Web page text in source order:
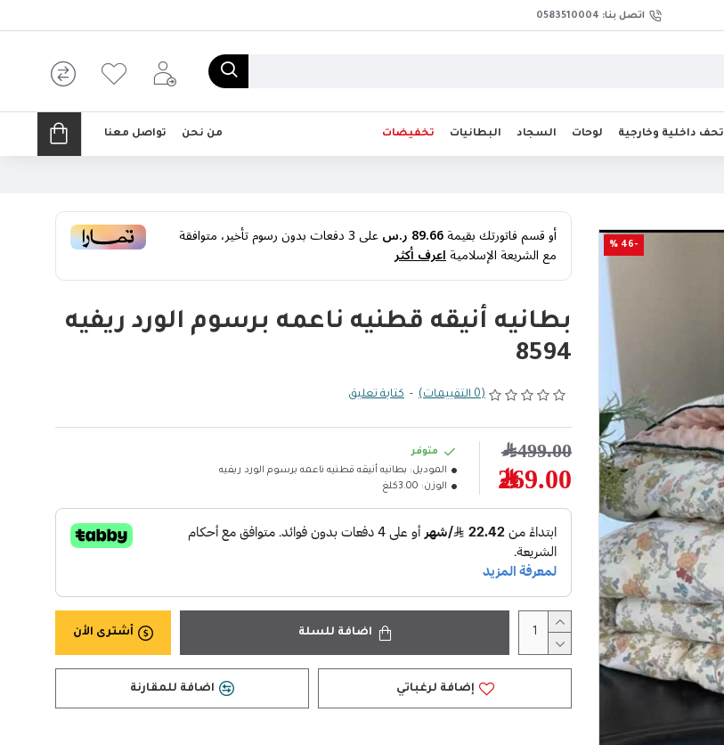
اتصل بنا: 0583510004
تحف داخلية وخارجية لوحات السجاد البطانيات تخفيضات من نحن تواصل معنا
-46 % أو قسم فاتورتك بقيمة89.66 ر.س على3دفعات بدون رسوم تأخير، متوافقة
مع الشريعة الإسلاميةاعرف أكثر
بطانيه أنيقه قطنيه ناعمه برسوم الورد ريفيه
8594
(0 التقييمات) - كتابة تعليق
269.00﷼
499.00﷼
متوفر
الموديل: بطانيه أنيقه قطنيه ناعمه برسوم الورد ريفيه
الوزن: 3.00كلغ
اضافة للسلة أشترى الأن
إضافة لرغباتي اضافة للمقارنة